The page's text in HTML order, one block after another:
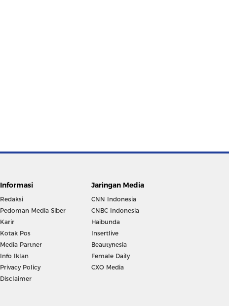
Informasi
Redaksi
Pedoman Media Siber
Karir
Kotak Pos
Media Partner
Info Iklan
Privacy Policy
Disclaimer
Jaringan Media
CNN Indonesia
CNBC Indonesia
Haibunda
Insertlive
Beautynesia
Female Daily
CXO Media